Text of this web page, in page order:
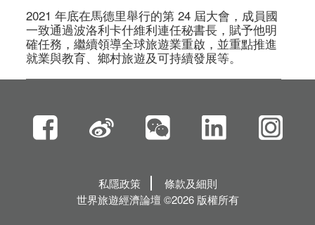
2021 年底在馬德里舉行的第 24 屆大會，成員國
一致通過波洛利卡什維利連任秘書長，賦予他明
確任務，繼續領導全球旅遊業重啟，並重點推進
私隱政策
條款及細則
世界旅遊經濟論壇 ©2026 版權所有